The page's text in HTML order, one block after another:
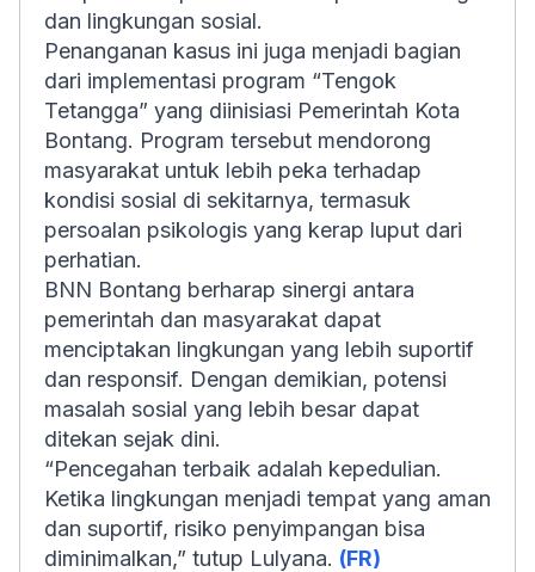
dan lingkungan sosial.
Penanganan kasus ini juga menjadi bagian
dari implementasi program “Tengok
Tetangga” yang diinisiasi Pemerintah Kota
Bontang. Program tersebut mendorong
masyarakat untuk lebih peka terhadap
kondisi sosial di sekitarnya, termasuk
persoalan psikologis yang kerap luput dari
perhatian.
BNN Bontang berharap sinergi antara
pemerintah dan masyarakat dapat
menciptakan lingkungan yang lebih suportif
dan responsif. Dengan demikian, potensi
masalah sosial yang lebih besar dapat
ditekan sejak dini.
“Pencegahan terbaik adalah kepedulian.
Ketika lingkungan menjadi tempat yang aman
dan suportif, risiko penyimpangan bisa
diminimalkan,” tutup Lulyana. (FR)